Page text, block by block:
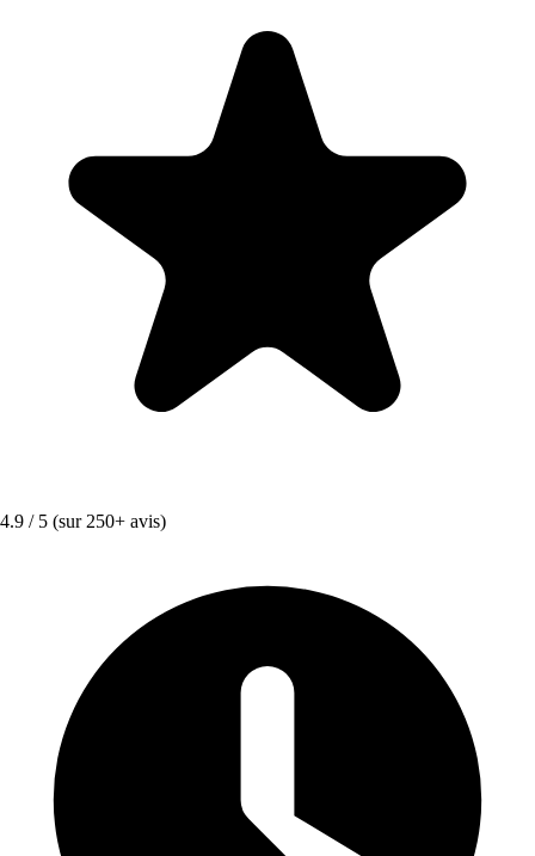
4.9 / 5 (sur 250+ avis)